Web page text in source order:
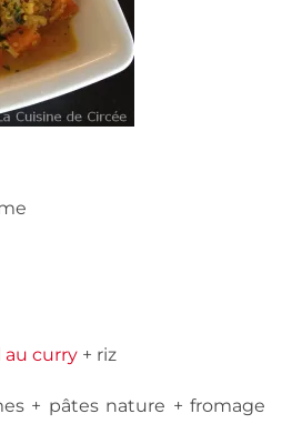
au curry + riz
+ pâtes nature + fromage